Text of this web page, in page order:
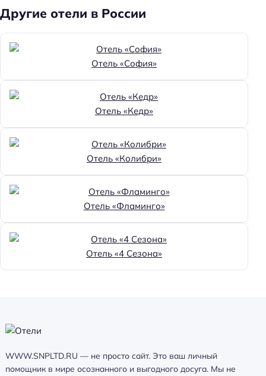
Другие отели в России
Отель «София»
Отель «Кедр»
Отель «Колибри»
Отель «Фламинго»
Отель «4 Сезона»
WWW.SNPLTD.RU — не просто сайт. Это ваш личный
помощник в мире осознанного и выгодного досуга. Мы не